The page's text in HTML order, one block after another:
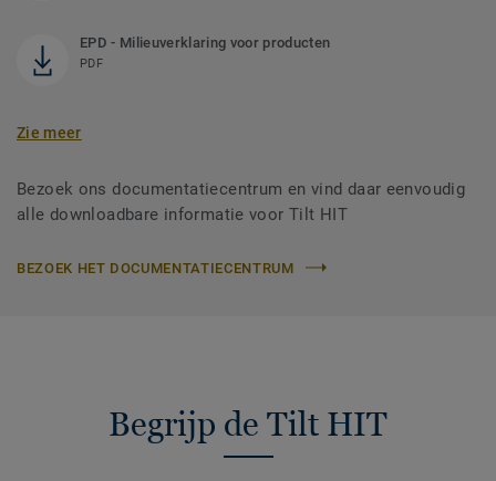
EPD - Milieuverklaring voor producten
PDF
Zie meer
Bezoek ons documentatiecentrum en vind daar eenvoudig
alle downloadbare informatie voor Tilt HIT
BEZOEK HET DOCUMENTATIECENTRUM
Begrijp de Tilt HIT